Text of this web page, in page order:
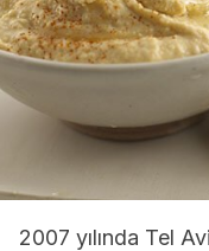
2007 yılında Tel